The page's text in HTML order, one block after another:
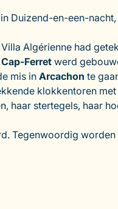
Duizend-en-een-
Algérienne had
Cap-Ferret werd
mis in Arcachon te
klokkentoren
haar stertegels, haar
Tegenwoordig